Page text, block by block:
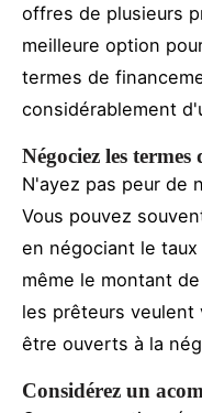
offres de plusieurs
meilleure option
termes de
considérablement
Négociez les
N'ayez pas peur de
Vous pouvez
en négociant le
même le montant
les prêteurs
être ouverts à la
Considérez un